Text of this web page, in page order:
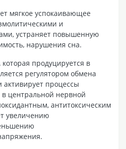
мягкое успокаивающее
и
устраняет повышенную
нарушения сна.
продуцируется в
регулятором обмена
активирует процессы
центральной нервной
антитоксическим
увеличению